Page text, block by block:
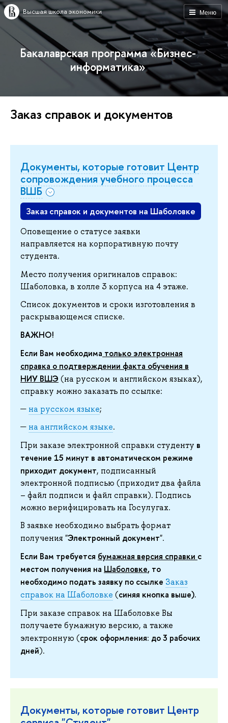
Меню
Высшая школа экономики
Бакалаврская программа «Бизнес-
информатика»
Заказ справок и документов
Документы, которые готовит Центр
сопровождения учебного процесса
ВШБ
Заказ справок и документов на Шаболовке
Оповещение о статусе заявки
направляется на корпоративную почту
студента.
Место получения оригиналов справок:
Шаболовка, в холле 3 корпуса на 4 этаже.
Список документов и сроки изготовления в
раскрывающемся списке.
ВАЖНО!
Если Вам необходима только электронная
справка о подтверждении факта обучения в
НИУ ВШЭ (на русском и английском языках),
справку можно заказать по ссылке:
на русском языке;
на английском языке.
При заказе электронной справки студенту в
течение 15 минут в автоматическом режиме
приходит документ, подписанный
электронной подписью (приходит два файла
– файл подписи и файл справки). Подпись
можно верифицировать на Госулугах.
В заявке необходимо выбрать формат
получения "Электронный документ".
Если Вам требуется бумажная версия справки с
местом получения на Шаболовке, то
необходимо подать заявку по ссылке Заказ
справок на Шаболовке (синяя кнопка выше).
При заказе справок на Шаболовке Вы
получаете бумажную версию, а также
электронную (срок оформления: до 3 рабочих
дней).
Документы, которые готовит Центр